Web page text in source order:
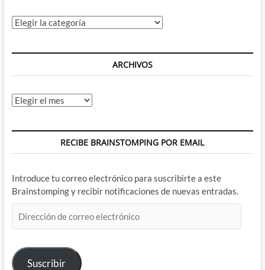
Categorías
ARCHIVOS
Archivos
RECIBE BRAINSTOMPING POR EMAIL
Introduce tu correo electrónico para suscribirte a este
Brainstomping y recibir notificaciones de nuevas entradas.
de
electrónico
Suscribir